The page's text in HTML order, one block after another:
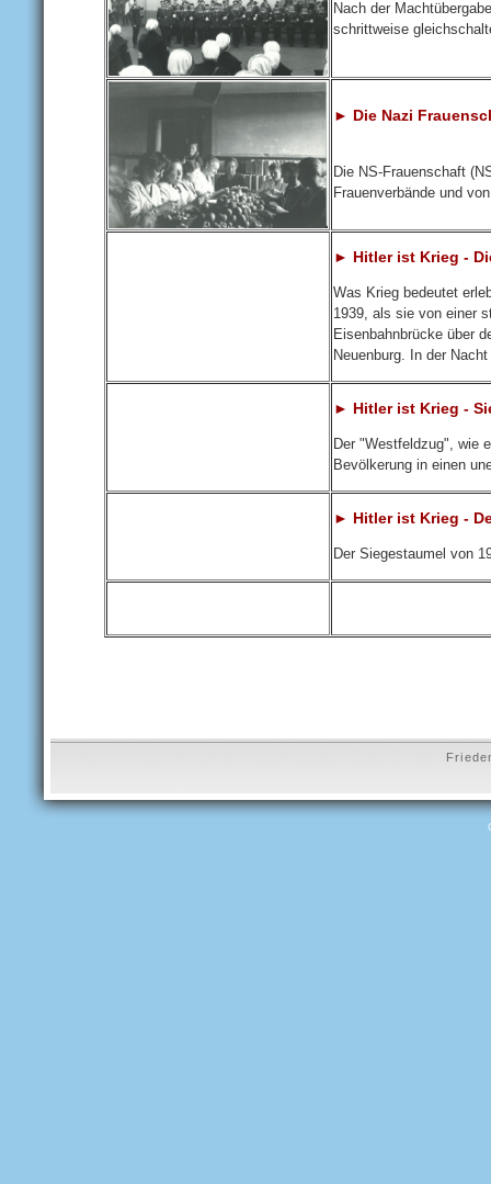
Nach der
schrittweise
► Die Nazi
Die NS-Frauenschaft
Frauenverbände und
► Hitler ist Krieg -
Was Krieg bedeutet
1939, als sie von einer
Eisenbahnbrücke über
Neuenburg. In der
► Hitler ist Krieg -
Der "Westfeldzug", wie
Bevölkerung in einen
► Hitler ist Krieg -
Der Siegestaumel von